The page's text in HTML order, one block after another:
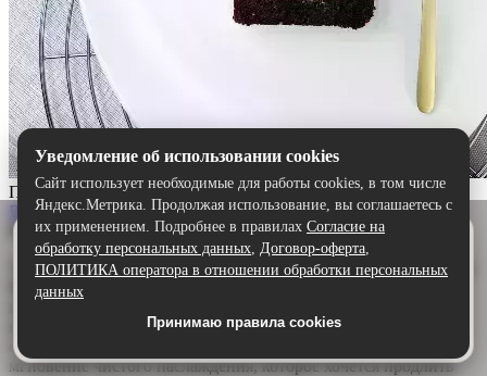
Прага
Выбрать
Описание:
Торт «Прага» — шоколадный шедевр для истинных гурманов.
Воздушный бисквит, щедро пропитанный ароматным
нежный сливочно-шоколадный крем обволакивает язык,
создавая идеальную гармонию. Каждый кусочек — это
мгновение чистого наслаждения, которое хочется продлить
Удобнее в приложении
Скачайте приложение — быстрее и комфортнее,
чем через сайт.
Скачать в Google Play
Уведомление об использовании cookies
Сайт использует необходимые для работы cookies, в том числе
Яндекс.Метрика. Продолжая использование, вы соглашаетесь с
их применением. Подробнее в правилах Согласие на
обработку персональных данных, Договор-оферта,
ПОЛИТИКА оператора в отношении обработки персональных
данных
Принимаю правила cookies